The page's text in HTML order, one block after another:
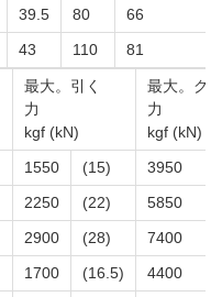
39.5 80
66
43 110 81
最大。引く
力
kgf (kN)
最大。グ
力
kgf (kN)
1550 (15)
3950
2250 (22)
5850
2900 (28)
7400
1700 (16.5)
4400